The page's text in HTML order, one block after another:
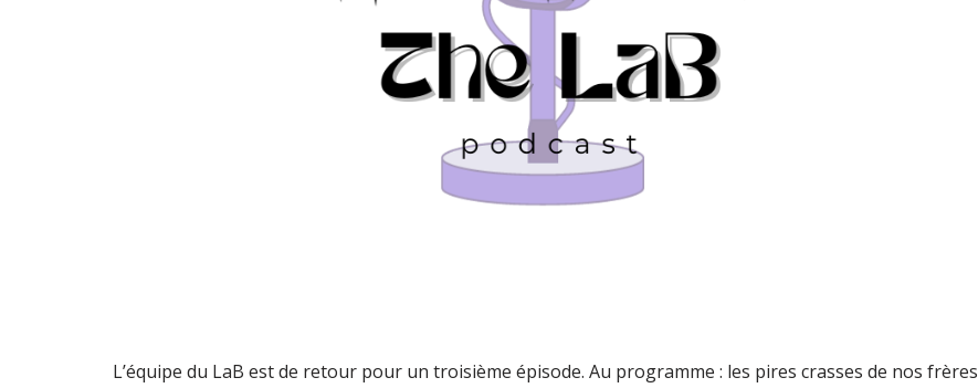
L’équipe du LaB est de retour pour un troisième épisode. Au programme : les pires crasses de nos frères